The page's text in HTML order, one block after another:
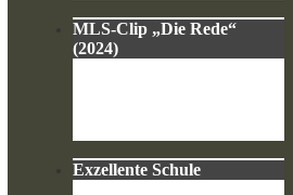
MLS-Clip „Die Rede“
(2024)
Exzellente Schule